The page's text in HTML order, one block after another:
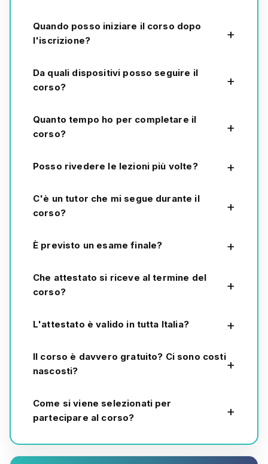
Quando posso iniziare il corso dopo
l'iscrizione?
Da quali dispositivi posso seguire il
corso?
Quanto tempo ho per completare il
corso?
Posso rivedere le lezioni più volte?
C'è un tutor che mi segue durante il
corso?
È previsto un esame finale?
Che attestato si riceve al termine del
corso?
L'attestato è valido in tutta Italia?
Il corso è davvero gratuito? Ci sono costi
nascosti?
Come si viene selezionati per
partecipare al corso?